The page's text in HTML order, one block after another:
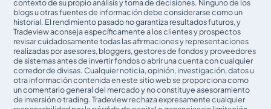
contexto de su propio análisis y toma de decisiones. Ninguno de los
blogs u otras fuentes de información debe considerarse como un
historial. El rendimiento pasado no garantiza resultados futuros, y
Tradeview aconseja específicamente a los clientes y prospectos
revisar cuidadosamente todas las afirmaciones y representaciones
realizadas por asesores, bloggers, gestores de fondos y proveedores
de sistemas antes de invertir fondos o abrir una cuenta con cualquier
corredor de divisas. Cualquier noticia, opinión, investigación, datos u
otra información contenida en este sitio web se proporciona como
un comentario general del mercado y no constituye asesoramiento
de inversión o trading. Tradeview rechaza expresamente cualquier